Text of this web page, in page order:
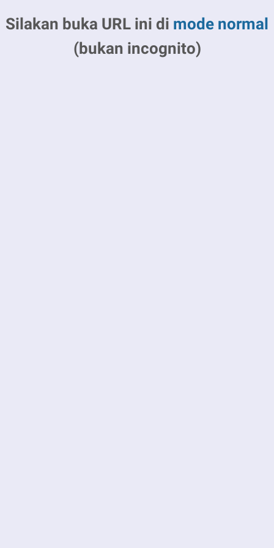
Silakan buka URL ini di mode normal
(bukan incognito)